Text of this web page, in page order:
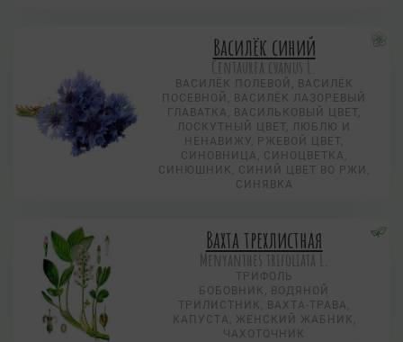
Василёк синий
Centaurea суanus L.
ВАСИЛЁК ПОЛЕВОЙ, ВАСИЛЁК
ПОСЕВНОЙ, ВАСИЛЁК ЛАЗОРЕВЫЙ
ГЛАВАТКА, ВАСИЛЬКОВЫЙ ЦВЕТ,
ЛОСКУТНЫЙ ЦВЕТ, ЛЮБЛЮ И
НЕНАВИЖУ, РЖЕВОЙ ЦВЕТ,
СИНОВНИЦА, СИНОЦВЕТКА,
СИНЮШНИК, СИНИЙ ЦВЕТ ВО РЖИ,
СИНЯВКА
Вахта трехлистная
Menyanthes trifoliata L.
ТРИФОЛЬ
БОБОВНИК, ВОДЯНОЙ
ТРИЛИСТНИК, ВАХТА-ТРАВА,
КАПУСТА, ЖЕНСКИЙ ЖАБНИК,
ЧАХОТОЧНИК